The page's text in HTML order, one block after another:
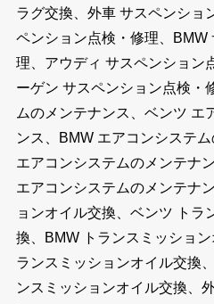
ラグ交換、外車 サスペンショ
ペンション点検・修理、BMW
理、アウディ サスペンション
ーゲン サスペンション点検・
ムのメンテナンス、ベンツ エ
ンス、BMW エアコンシステ
エアコンシステムのメンテナ
エアコンシステムのメンテナ
ョンオイル交換、ベンツ トラ
換、BMW トランスミッショ
ランスミッションオイル交換
ンスミッションオイル交換、